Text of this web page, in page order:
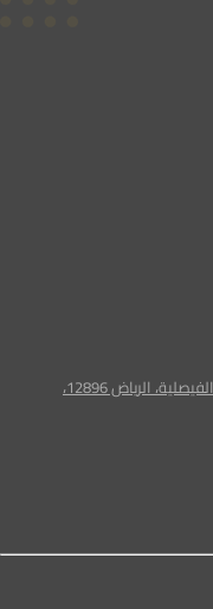
العنوان : 4056 الطريق الدائري الجنوبي الفرعي، الفيصلية، الرياض 12896،